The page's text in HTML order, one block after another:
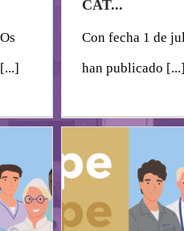
CAT...
Con fecha 1 de
han publicado [...]